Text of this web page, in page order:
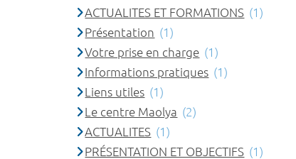
ACTUALITES ET FORMATIONS (1)
Présentation (1)
Votre prise en charge (1)
Informations pratiques (1)
Liens utiles (1)
Le centre Maolya (2)
ACTUALITES (1)
PRÉSENTATION ET OBJECTIFS (1)